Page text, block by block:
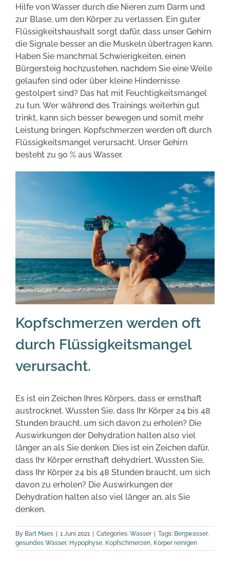
Hilfe von Wasser durch die Nieren zum Darm und
zur Blase, um den Körper zu verlassen. Ein guter
Flüssigkeitshaushalt sorgt dafür, dass unser Gehirn
die Signale besser an die Muskeln übertragen kann.
Haben Sie manchmal Schwierigkeiten, einen
Bürgersteig hochzustehen, nachdem Sie eine Weile
gelaufen sind oder über kleine Hindernisse
gestolpert sind? Das hat mit Feuchtigkeitsmangel
zu tun. Wer während des Trainings weiterhin gut
trinkt, kann sich besser bewegen und somit mehr
Leistung bringen. Kopfschmerzen werden oft durch
Flüssigkeitsmangel verursacht. Unser Gehirn
besteht zu 90 % aus Wasser.
Kopfschmerzen werden oft
durch Flüssigkeitsmangel
verursacht.
Es ist ein Zeichen Ihres Körpers, dass er ernsthaft
austrocknet. Wussten Sie, dass Ihr Körper 24 bis 48
Stunden braucht, um sich davon zu erholen? Die
Auswirkungen der Dehydration halten also viel
länger an als Sie denken. Dies ist ein Zeichen dafür,
dass Ihr Körper ernsthaft dehydriert. Wussten Sie,
dass Ihr Körper 24 bis 48 Stunden braucht, um sich
davon zu erholen? Die Auswirkungen der
Dehydration halten also viel länger an, als Sie
denken.
By Bart Maes 1 Juni 2021 Categories: Wasser Tags: Bergwasser,
gesundes Wasser, Hypophyse, Kopfschmerzen, Körper reinigen